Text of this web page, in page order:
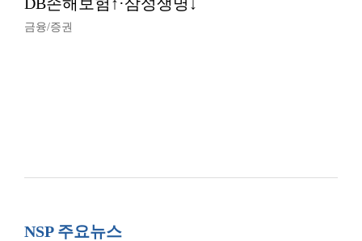
금융/증권
NSP 주요뉴스